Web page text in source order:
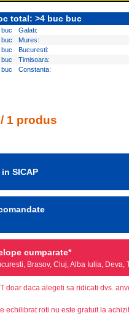
total: >4 buc buc
buc Galati:
buc Mures:
buc Bucuresti:
buc Timisoara:
buc Constanta:
1 produs
SICAP
cumparate*
Brasov, Cluj, Alba Iulia, Deva,
doar daca alegeti sa ridicati dvs.
echilibrat roti nu este gratuit la